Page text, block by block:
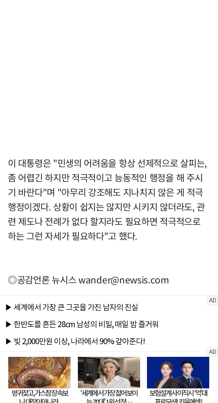
이 대통령은 "민생의 어려움을 항상 선제적으로 살피는,
좀 어렵긴 하지만 적극적이고 능동적인 행정을 해 주시
기 바란다"며 "아무리 강조해도 지나치지 않은 게 적극
행정이겠다. 상황이 쉽지는 않지만 시키지 않더라도, 관
련 제도나 전례가 없다 할지라도 필요하면 적극적으로
하는 그런 자세가 필요하다"고 했다.
◎공감언론 뉴시스wander@newsis.com